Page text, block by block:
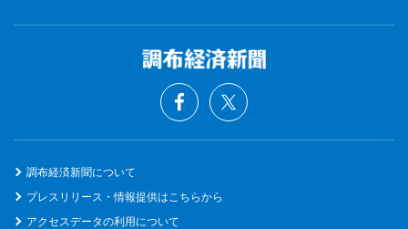
調布経済新聞について
プレスリリース・情報提供はこちらから
アクセスデータの利用について